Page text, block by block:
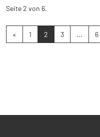
Seite 2 von 6.
« 1 2 3 ... 6